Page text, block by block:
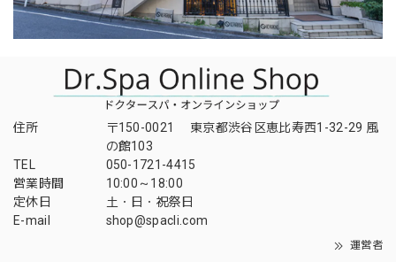
住所
〒150-0021 東京都渋谷区恵比寿西1-32-29 風
の館103
TEL
050-1721-4415
営業時間
10:00～18:00
定休日
土・日・祝祭日
E-mail
shop@spacli.com
運営者